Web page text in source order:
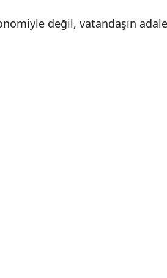
değil, vatandaşın